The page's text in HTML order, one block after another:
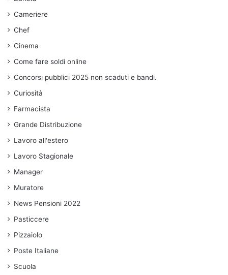
Cameriere
Chef
Cinema
Come fare soldi online
Concorsi pubblici 2025 non scaduti e bandi.
Curiosità
Farmacista
Grande Distribuzione
Lavoro all'estero
Lavoro Stagionale
Manager
Muratore
News Pensioni 2022
Pasticcere
Pizzaiolo
Poste Italiane
Scuola